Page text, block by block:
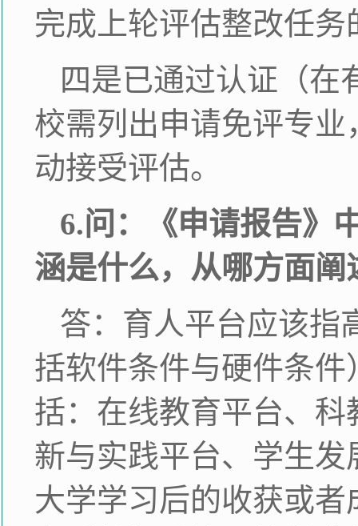
完成上轮评估整改任
四是已通过认证（在
校需列出申请免评专
动接受评估。
6.问：《申请报告》
涵是什么，从哪方面
答：育人平台应该指
括软件条件与硬件条
括：在线教育平台、
新与实践平台、学生
大学学习后的收获或